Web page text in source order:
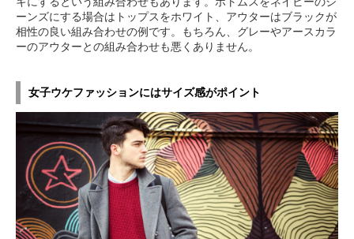
ーンズにする場合はトップスをホワイト、アウターはブラックが
相性の良い組み合わせの例です。もちろん、グレーやアースカラ
ーのアウターとの組み合わせも悪くありません。
女子ウケファッションにはサイズ感がポイント